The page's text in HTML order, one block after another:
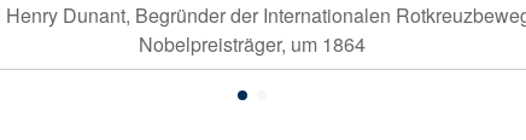
Henry Dunant, Begründer der Internationalen
Nobelpreisträger, um 1864